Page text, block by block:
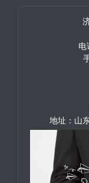
电
地址：山